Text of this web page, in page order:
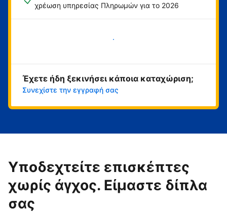
χρέωση υπηρεσίας Πληρωμών για το 2026
Ξεκινήστε τώρα
Έχετε ήδη ξεκινήσει κάποια καταχώριση;
Συνεχίστε την εγγραφή σας
Υποδεχτείτε επισκέπτες
χωρίς άγχος. Είμαστε δίπλα
σας